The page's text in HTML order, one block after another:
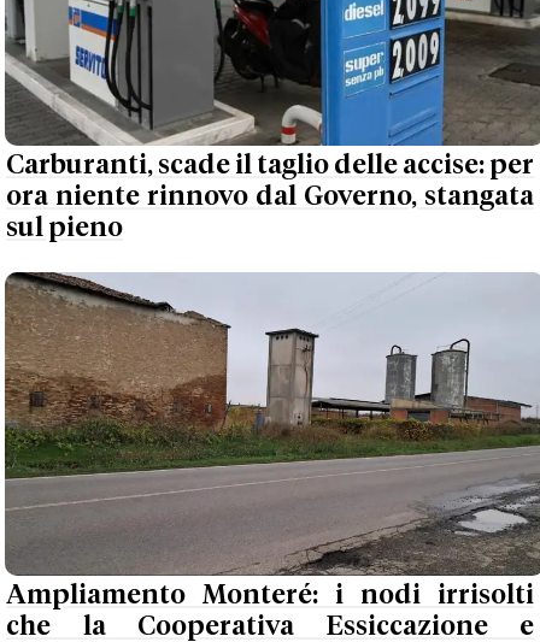
Carburanti, scade il taglio delle accise: per
ora niente rinnovo dal Governo, stangata
sul pieno
Ampliamento Monteré: i nodi irrisolti
che la Cooperativa Essiccazione e